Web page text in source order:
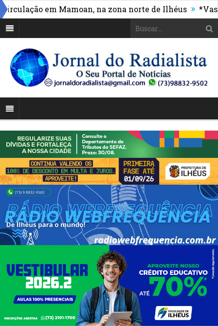
em Mamoan, na zona norte de Ilhéus » *Vasco